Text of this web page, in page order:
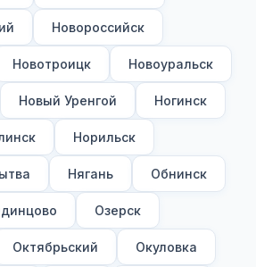
Новороссийск
Новотроицк Новоуральск
Новый Уренгой Ногинск
Норильск
Нягань Обнинск
Озерск
Октябрьский Окуловка